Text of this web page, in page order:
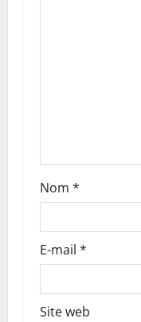
e
Nom *
E-mail *
Site web